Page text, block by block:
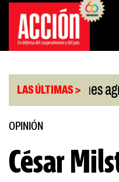
Saltar
contenido
LAS ÚLTIMAS >
Exportaciones
OPINIÓN
César